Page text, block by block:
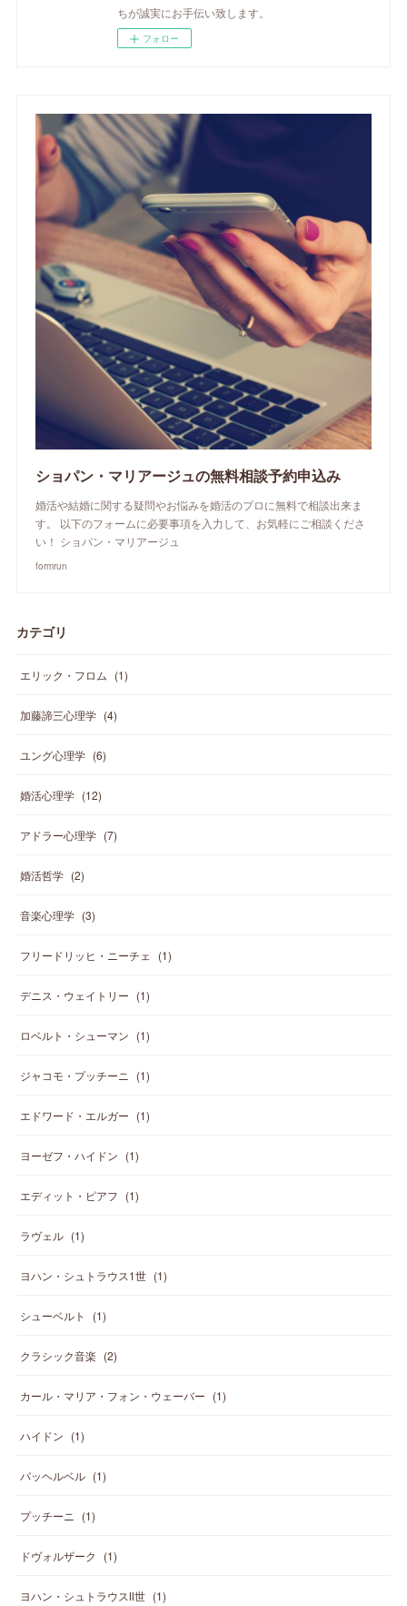
ちが誠実にお手伝い致します。
フォロー
ショパン・マリアージュの無料相談予約申込み
婚活や結婚に関する疑問やお悩みを婚活のプロに無料で相談出来ま
す。 以下のフォームに必要事項を入力して、お気軽にご相談くださ
い！ ショパン・マリアージュ
formrun
カテゴリ
エリック・フロム (1)
加藤諦三心理学 (4)
ユング心理学 (6)
婚活心理学 (12)
アドラー心理学 (7)
婚活哲学 (2)
音楽心理学 (3)
フリードリッヒ・ニーチェ (1)
デニス・ウェイトリー (1)
ロベルト・シューマン (1)
ジャコモ・プッチーニ (1)
エドワード・エルガー (1)
ヨーゼフ・ハイドン (1)
エディット・ピアフ (1)
ラヴェル (1)
ヨハン・シュトラウス1世 (1)
シューベルト (1)
クラシック音楽 (2)
カール・マリア・フォン・ウェーバー (1)
ハイドン (1)
パッヘルベル (1)
プッチーニ (1)
ドヴォルザーク (1)
ヨハン・シュトラウスⅡ世 (1)